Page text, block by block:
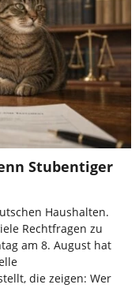
Stubentiger
Haushalten.
Rechtfragen zu
am 8. August hat
die zeigen: Wer